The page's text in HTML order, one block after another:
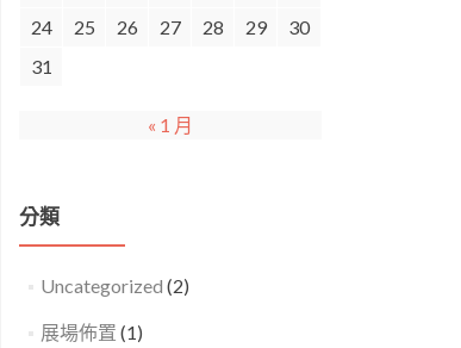
24
25 26 27 28 29
30
31
« 1 月
分類
Uncategorized (2)
展場佈置 (1)